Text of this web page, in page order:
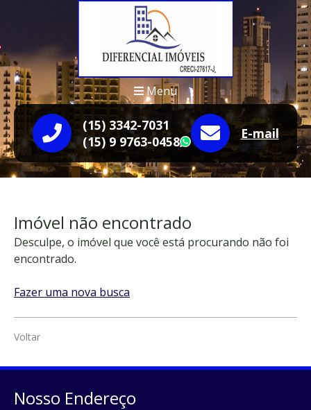
Menu
(15) 3342-7031
(15) 9 9763-0458
WhatsApp
E-mail
Imóvel não encontrado
Desculpe, o imóvel que você está procurando não foi
encontrado.
Fazer uma nova busca
Voltar
Nosso Endereço